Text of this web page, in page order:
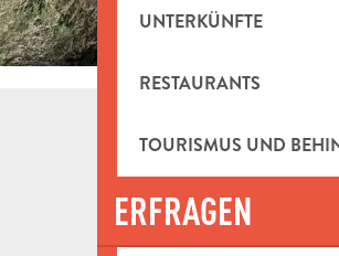
UNTERKÜNFTE
RESTAURANTS
TOURISMUS UND
ERFRAGEN